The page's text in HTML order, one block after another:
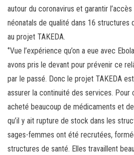
autour du coronavirus et garantir
néonatals de qualité dans 16 structures
au projet TAKEDA.
‘’Vue l’expérience qu’on a eue avec
avons pris le devant pour prévenir ce
par le passé. Donc le projet TAKEDA
assurer la continuité des services. Pour
acheté beaucoup de médicaments et
qu’il y ait rupture de stock dans les
sages-femmes ont été recrutées,
structures de santé. Elles travaillent